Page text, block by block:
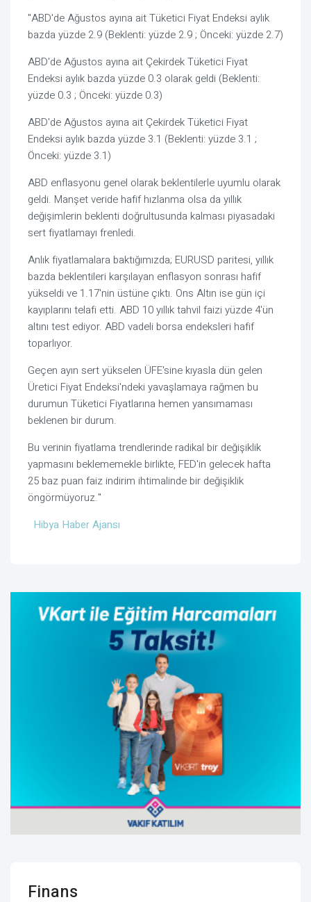
"ABD'de Ağustos ayına ait Tüketici Fiyat Endeksi aylık
bazda yüzde 2.9 (Beklenti: yüzde 2.9 ; Önceki: yüzde 2.7)
ABD'de Ağustos ayına ait Çekirdek Tüketici Fiyat
Endeksi aylık bazda yüzde 0.3 olarak geldi (Beklenti:
yüzde 0.3 ; Önceki: yüzde 0.3)
ABD'de Ağustos ayına ait Çekirdek Tüketici Fiyat
Endeksi aylık bazda yüzde 3.1 (Beklenti: yüzde 3.1 ;
Önceki: yüzde 3.1)
ABD enflasyonu genel olarak beklentilerle uyumlu olarak
geldi. Manşet veride hafif hızlanma olsa da yıllık
değişimlerin beklenti doğrultusunda kalması piyasadaki
sert fiyatlamayı frenledi.
Anlık fiyatlamalara baktığımızda; EURUSD paritesi, yıllık
bazda beklentileri karşılayan enflasyon sonrası hafif
yükseldi ve 1.17'nin üstüne çıktı. Ons Altın ise gün içi
kayıplarını telafi etti. ABD 10 yıllık tahvil faizi yüzde 4'ün
altını test ediyor. ABD vadeli borsa endeksleri hafif
toparlıyor.
Geçen ayın sert yükselen ÜFE'sine kıyasla dün gelen
Üretici Fiyat Endeksi'ndeki yavaşlamaya rağmen bu
durumun Tüketici Fiyatlarına hemen yansımaması
beklenen bir durum.
Bu verinin fiyatlama trendlerinde radikal bir değişiklik
yapmasını beklememekle birlikte, FED'in gelecek hafta
25 baz puan faiz indirim ihtimalinde bir değişiklik
öngörmüyoruz."
Hibya Haber Ajansı
Finans